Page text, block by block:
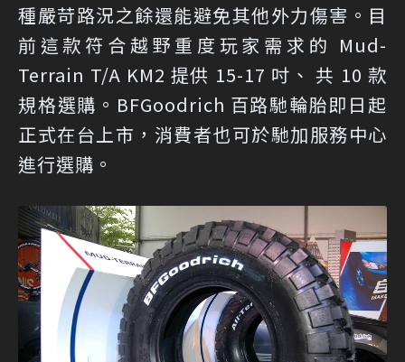
種嚴苛路況之餘還能避免其他外力傷害。目
前這款符合越野重度玩家需求的 Mud-
Terrain T/A KM2 提供 15-17 吋、 共 10 款
規格選購。BFGoodrich 百路馳輪胎即日起
正式在台上市，消費者也可於馳加服務中心
進行選購。